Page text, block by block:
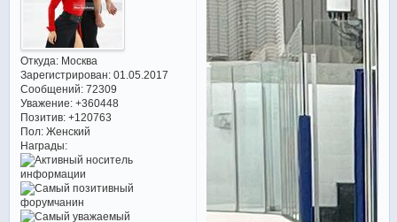
Откуда:Москва
Зарегистрирован: 01.05.2017
Сообщений:72309
Уважение: +360448
Позитив: +120763
Пол:Женский
Награды: